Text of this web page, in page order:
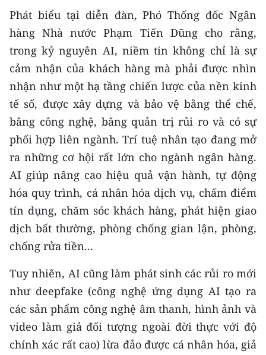
Phát biểu tại diễn đàn, Phó Thống đốc Ngân
hàng Nhà nước Phạm Tiến Dũng cho rằng,
trong kỷ nguyên AI, niềm tin không chỉ là sự
cảm nhận của khách hàng mà phải được nhìn
nhận như một hạ tầng chiến lược của nền kinh
tế số, được xây dựng và bảo vệ bằng thể chế,
bằng công nghệ, bằng quản trị rủi ro và có sự
phối hợp liên ngành. Trí tuệ nhân tạo đang mở
ra những cơ hội rất lớn cho ngành ngân hàng.
AI giúp nâng cao hiệu quả vận hành, tự động
hóa quy trình, cá nhân hóa dịch vụ, chấm điểm
tín dụng, chăm sóc khách hàng, phát hiện giao
dịch bất thường, phòng chống gian lận, phòng,
chống rửa tiền...
Tuy nhiên, AI cũng làm phát sinh các rủi ro mới
như deepfake (công nghệ ứng dụng AI tạo ra
các sản phẩm công nghệ âm thanh, hình ảnh và
video làm giả đối tượng ngoài đời thực với độ
chính xác rất cao) lừa đảo được cá nhân hóa, giả